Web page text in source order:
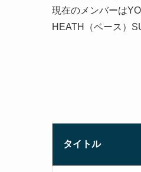
現在のメンバーは
HEATH（ベース）
タイトル